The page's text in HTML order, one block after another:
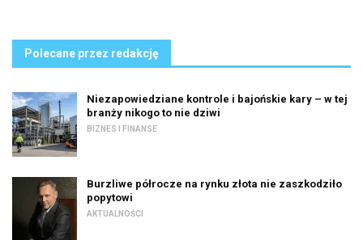
Polecane przez redakcję
Niezapowiedziane kontrole i bajońskie kary – w tej
branży nikogo to nie dziwi
BIZNES I FINANSE
Burzliwe półrocze na rynku złota nie zaszkodziło
popytowi
AKTUALNOŚCI